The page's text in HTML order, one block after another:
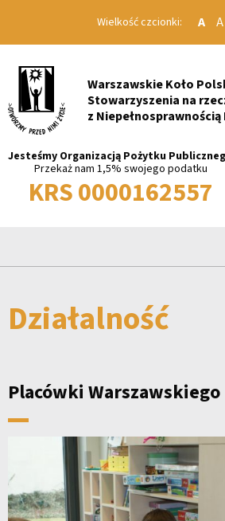
Wielkość czcionki: A A
Warszawskie Koło
Stowarzyszenia na
z
Jesteśmy Organizacją Pożytku
Przekaż nam 1,5% swojego podatku
KRS 0000162557
Działalność
Placówki Warszawskiego